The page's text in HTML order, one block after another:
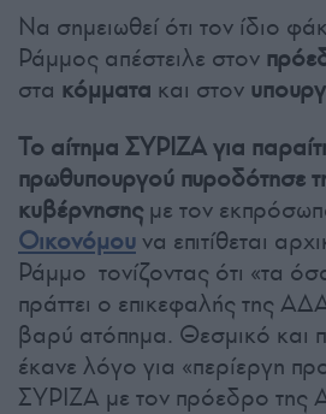
Να σημειωθεί ότι τον ίδιο
Ράμμος απέστειλε στον
στα κόμματα και στον
Το αίτημα ΣΥΡΙΖΑ για
πρωθυπουργού πυροδότησε
κυβέρνησηςμε τον
Οικονόμουνα επιτίθεται
Ράμμο τονίζοντας ότι «τα
πράττει ο επικεφαλής της
βαρύ ατόπημα. Θεσμικό και
έκανε λόγο για «περίεργη
ΣΥΡΙΖΑ με τον πρόεδρο της